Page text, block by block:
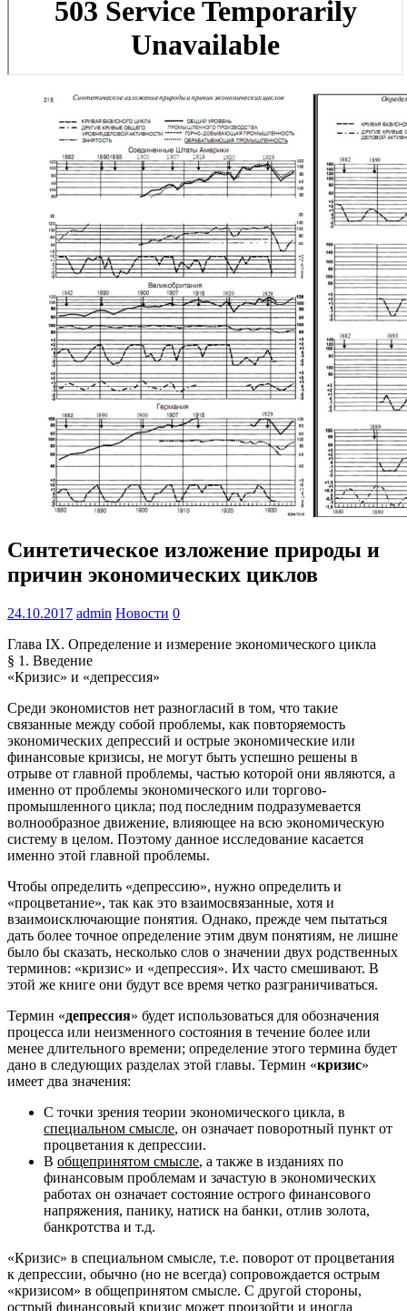
Синтетическое изложение природы и
причин экономических циклов
24.10.2017 admin Новости 0
Глава IX. Определение и измерение экономического цикла
§ 1. Введение
«Кризис» и «депрессия»
Среди экономистов нет разногласий в том, что такие
связанные между собой проблемы, как повторяемость
экономических депрессий и острые экономические или
финансовые кризисы, не могут быть успешно решены в
отрыве от главной проблемы, частью которой они являются, а
именно от проблемы экономического или торгово-
промышленного цикла; под последним подразумевается
волнообразное движение, влияющее на всю экономическую
систему в целом. Поэтому данное исследование касается
именно этой главной проблемы.
Чтобы определить «депрессию», нужно определить и
«процветание», так как это взаимосвязанные, хотя и
взаимоисключающие понятия. Однако, прежде чем пытаться
дать более точное определение этим двум понятиям, не лишне
было бы сказать, несколько слов о значении двух родственных
терминов: «кризис» и «депрессия». Их часто смешивают. В
этой же книге они будут все время четко разграничиваться.
Термин «депрессия» будет использоваться для обозначения
процесса или неизменного состояния в течение более или
менее длительного времени; определение этого термина будет
дано в следующих разделах этой главы. Термин «кризис»
имеет два значения:
С точки зрения теории экономического цикла, в
специальном смысле, он означает поворотный пункт от
процветания к депрессии.
В общепринятом смысле, а также в изданиях по
финансовым проблемам и зачастую в экономических
работах он означает состояние острого финансового
напряжения, панику, натиск на банки, отлив золота,
банкротства и т.д.
«Кризис» в специальном смысле, т.е. поворот от процветания
к депрессии, обычно (но не всегда) сопровождается острым
«кризисом» в общепринятом смысле. С другой стороны,
острый финансовый кризис может произойти и иногда